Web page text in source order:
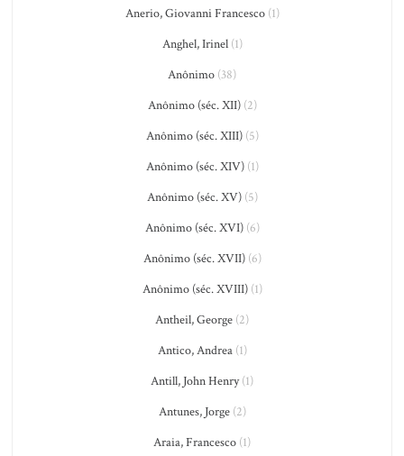
Anerio, Giovanni Francesco(1)
Anghel, Irinel(1)
Anônimo (38)
Anônimo (séc. XII)(2)
Anônimo (séc. XIII)(5)
Anônimo (séc. XIV)(1)
Anônimo (séc. XV)(5)
Anônimo (séc. XVI)(6)
Anônimo (séc. XVII)(6)
Anônimo (séc. XVIII)(1)
Antheil, George (2)
Antico, Andrea(1)
Antill, John Henry(1)
Antunes, Jorge(2)
Araia, Francesco (1)